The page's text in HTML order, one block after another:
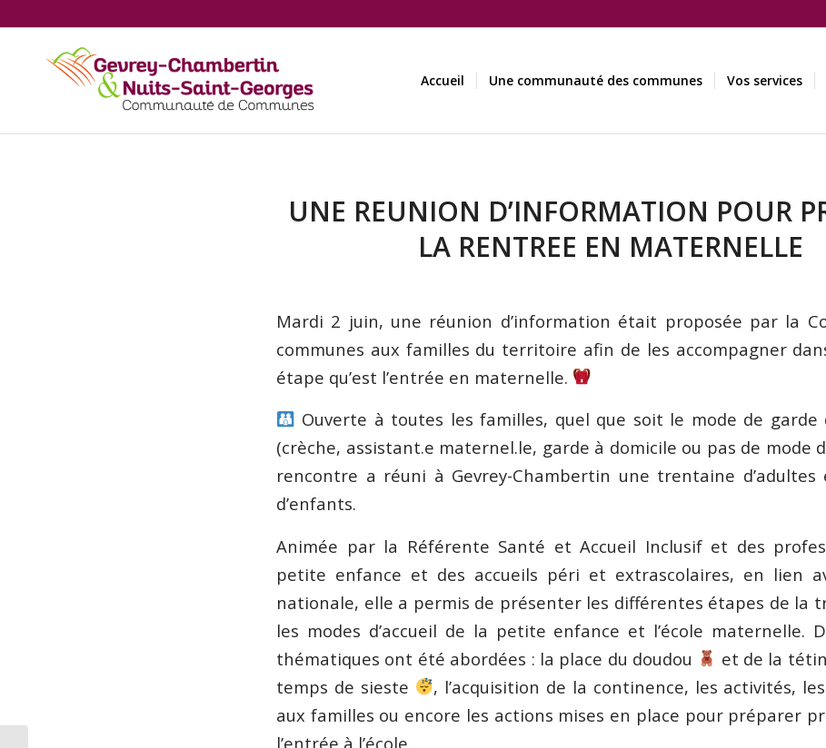
Accueil Une communauté des communes Vos services
UNE REUNION D’INFORMATION POUR
LA RENTREE EN MATERNELLE
Mardi 2 juin, une réunion d’information était proposée par la
communes aux familles du territoire afin de les accompagner
étape qu’est l’entrée en maternelle.
Ouverte à toutes les familles, quel que soit le mode de
(crèche, assistant.e maternel.le, garde à domicile ou pas de mode
rencontre a réuni à Gevrey-Chambertin une trentaine d’adultes
d’enfants.
Animée par la Référente Santé et Accueil Inclusif et des
petite enfance et des accueils péri et extrascolaires, en lien
nationale, elle a permis de présenter les différentes étapes de la
les modes d’accueil de la petite enfance et l’école maternelle.
thématiques ont été abordées : la place du doudou
et de la
temps de sieste
, l’acquisition de la continence, les activités,
aux familles ou encore les actions mises en place pour préparer
l’entrée à l’école.